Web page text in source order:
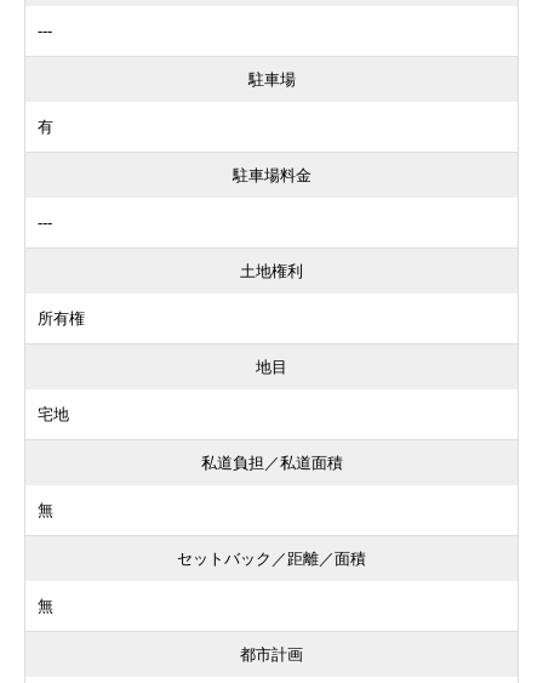
---
駐車場
有
駐車場料金
---
土地権利
所有権
地目
宅地
私道負担／私道面積
無
セットバック／距離／面積
無
都市計画